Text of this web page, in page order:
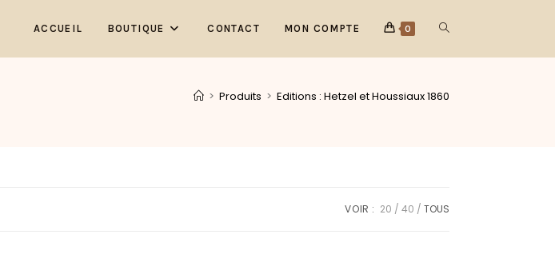
ACCUEIL BOUTIQUE CONTACT MON COMPTE 0
> Produits > Editions : Hetzel et Houssiaux 1860
VOIR : 20 40 TOUS